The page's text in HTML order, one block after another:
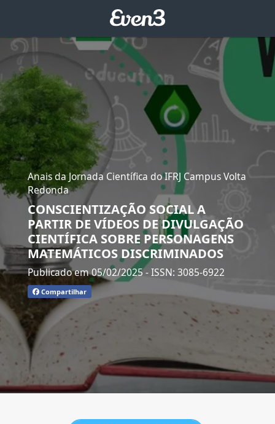
Anais da Jornada Científica do IFRJ Campus Volta
Redonda
CONSCIENTIZAÇÃO SOCIAL A
PARTIR DE VÍDEOS DE DIVULGAÇÃO
CIENTÍFICA SOBRE PERSONAGENS
MATEMÁTICOS DISCRIMINADOS
Publicado em 05/02/2025- ISSN: 3085-6922
Compartilhar